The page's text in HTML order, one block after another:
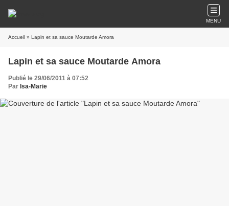
MENU
Accueil » Lapin et sa sauce Moutarde Amora
Lapin et sa sauce Moutarde Amora
Publié le 29/06/2011 à 07:52
Par Isa-Marie